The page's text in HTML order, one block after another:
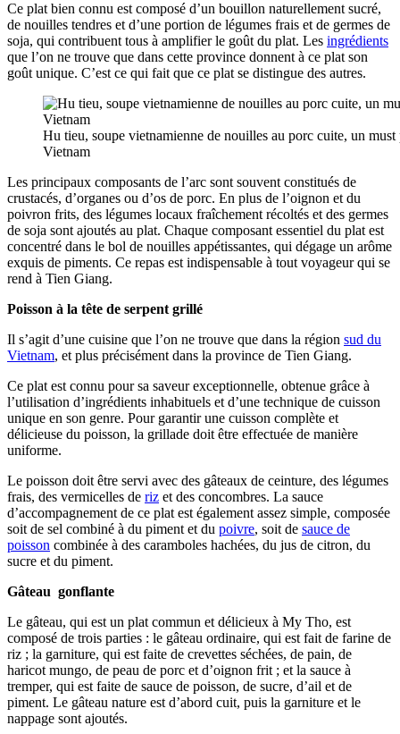
Ce plat bien connu est composé d’un bouillon naturellement sucré,
de nouilles tendres et d’une portion de légumes frais et de germes de
soja, qui contribuent tous à amplifier le goût du plat. Les ingrédients
que l’on ne trouve que dans cette province donnent à ce plat son
goût unique. C’est ce qui fait que ce plat se distingue des autres.
Hu tieu, soupe vietnamienne de nouilles au porc cuite, un
Vietnam
Les principaux composants de l’arc sont souvent constitués de
crustacés, d’organes ou d’os de porc. En plus de l’oignon et du
poivron frits, des légumes locaux fraîchement récoltés et des germes
de soja sont ajoutés au plat. Chaque composant essentiel du plat est
concentré dans le bol de nouilles appétissantes, qui dégage un arôme
exquis de piments. Ce repas est indispensable à tout voyageur qui se
rend à Tien Giang.
Poisson à la tête de serpent grillé
Il s’agit d’une cuisine que l’on ne trouve que dans la région sud du
Vietnam, et plus précisément dans la province de Tien Giang.
Ce plat est connu pour sa saveur exceptionnelle, obtenue grâce à
l’utilisation d’ingrédients inhabituels et d’une technique de cuisson
unique en son genre. Pour garantir une cuisson complète et
délicieuse du poisson, la grillade doit être effectuée de manière
uniforme.
Le poisson doit être servi avec des gâteaux de ceinture, des légumes
frais, des vermicelles de riz et des concombres. La sauce
d’accompagnement de ce plat est également assez simple, composée
soit de sel combiné à du piment et du poivre, soit de sauce de
poisson combinée à des caramboles hachées, du jus de citron, du
sucre et du piment.
Gâteau gonflante
Le gâteau, qui est un plat commun et délicieux à My Tho, est
composé de trois parties : le gâteau ordinaire, qui est fait de farine de
riz ; la garniture, qui est faite de crevettes séchées, de pain, de
haricot mungo, de peau de porc et d’oignon frit ; et la sauce à
tremper, qui est faite de sauce de poisson, de sucre, d’ail et de
piment. Le gâteau nature est d’abord cuit, puis la garniture et le
nappage sont ajoutés.